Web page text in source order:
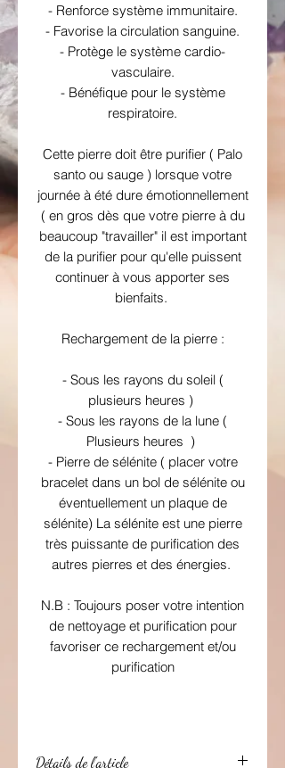
- Renforce système immunitaire.
- Favorise la circulation sanguine.
- Protège le système cardio-
vasculaire.
- Bénéfique pour le système
respiratoire.
Cette pierre doit être purifier ( Palo
santo ou sauge ) lorsque votre
journée à été dure émotionnellement
( en gros dès que votre pierre à du
beaucoup "travailler" il est important
de la purifier pour qu'elle puissent
continuer à vous apporter ses
bienfaits.
Rechargement de la pierre :
- Sous les rayons du soleil (
plusieurs heures )
- Sous les rayons de la lune (
Plusieurs heures )
- Pierre de sélénite ( placer votre
bracelet dans un bol de sélénite ou
éventuellement un plaque de
sélénite) La sélénite est une pierre
très puissante de purification des
autres pierres et des énergies.
N.B : Toujours poser votre intention
de nettoyage et purification pour
favoriser ce rechargement et/ou
purification
Détails de l'article